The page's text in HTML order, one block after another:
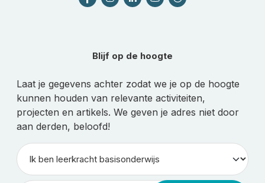
Blijf op de hoogte
Laat je gegevens achter zodat we je op de hoogte
kunnen houden van relevante activiteiten,
projecten en artikels. We geven je adres niet door
aan derden, beloofd!